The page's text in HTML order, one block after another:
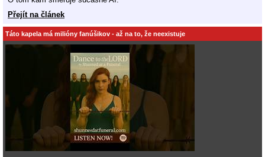
Přejít na článek
Táto kapela má milióny fanúšikov - až na to, že neexistuje